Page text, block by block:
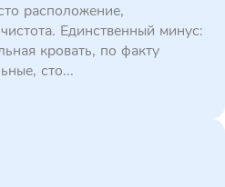
расположение,
Единственный минус:
кровать, по факту
сто...